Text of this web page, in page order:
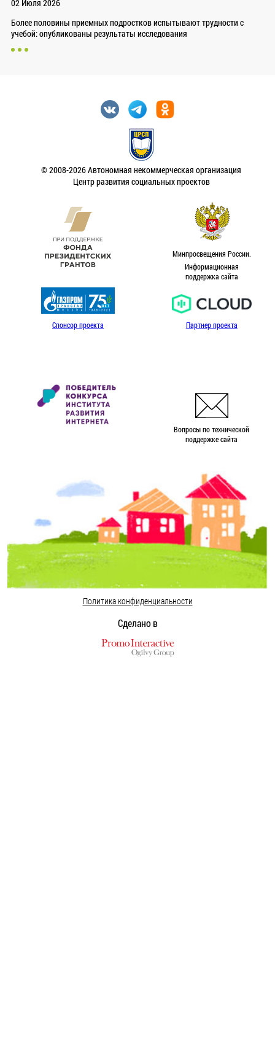
02 Июля 2026
Более половины приемных подростков испытывают трудности с
учебой: опубликованы результаты исследования
© 2008-2026 Автономная некоммерческая организация
Центр развития социальных проектов
Минпросвещения России.
Информационная
поддержка сайта
Спонсор проекта Партнер проекта
Вопросы по технической
поддержке сайта
Политика конфиденциальности
Сделано в